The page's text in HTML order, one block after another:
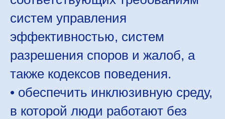
систем управления
эффективностью, систем
разрешения споров и жалоб, а
также кодексов поведения.
• обеспечить инклюзивную среду,
в которой люди работают без